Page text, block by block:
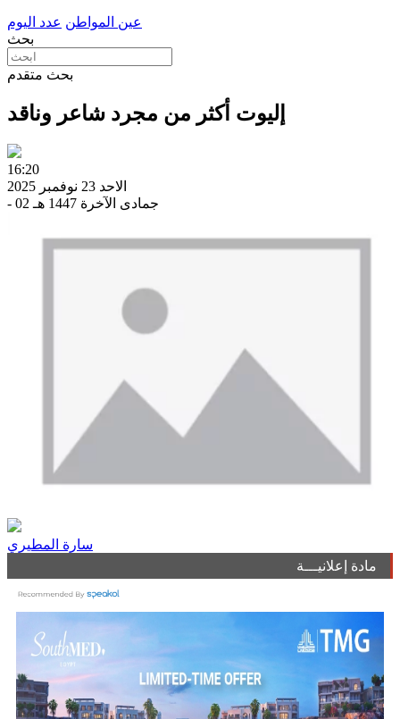
عين المواطن عدد اليوم
بحث
بحث متقدم
إليوت أكثر من مجرد شاعر وناقد
16:20
الاحد 23 نوفمبر 2025
- 02 جمادى الآخرة 1447 هـ
سارة المطيري
مادة إعلانيـــة